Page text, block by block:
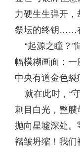
力硬生生弹开，
祭坛的终钥……
“起源之瞳？”
幅模糊画面：
中央有道金色裂
就在此时，“
刺目白光，整
抛向星墟深处。
褶皱坍缩！我